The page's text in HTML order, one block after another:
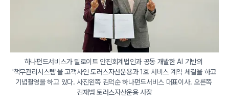
하나펀드서비스가 딜로이트 안진회계법인과 공동 개발한 AI 기반의
'책무관리시스템'을 고객사인 토러스자산운용과 1호 서비스 계약 체결을 하고
기념촬영을 하고 있다. 사진왼쪽 김덕순 하나펀드서비스 대표이사. 오른쪽
김재범 토러스자산운용 사장